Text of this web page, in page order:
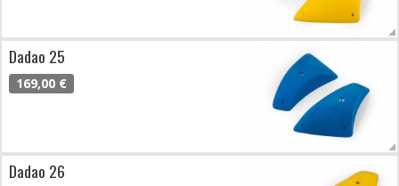
Dadao 25
169,00 €
Dadao 26